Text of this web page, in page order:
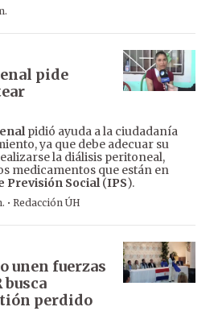
pide
pidió ayuda a la ciudadanía
ya que debe adecuar su
la diálisis peritoneal,
medicamentos que están en
Previsión Social(IPS).
· Redacción ÚH
unen fuerzas
perdido